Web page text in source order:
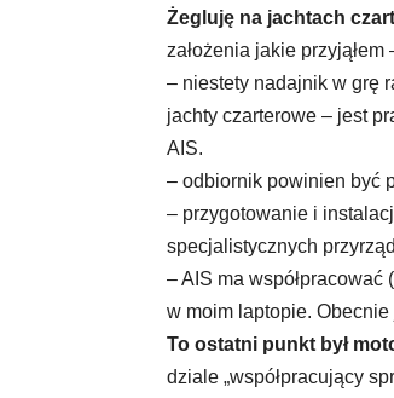
Żegluję na jachtach
założenia jakie
– niestety nadajnik w grę
jachty czarterowe – jest
AIS.
– odbiornik powinien być
– przygotowanie i
specjalistycznych
– AIS ma
w moim laptopie.
To ostatni punkt był
dziale „współpracujący